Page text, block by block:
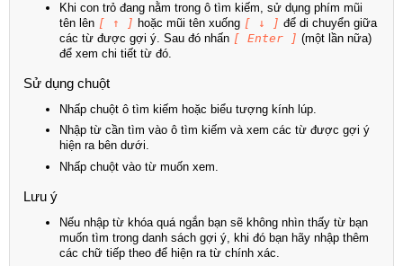
Khi con trỏ đang nằm trong ô tìm kiếm, sử dụng phím mũi
tên lên [ ↑ ] hoặc mũi tên xuống [ ↓ ] để di chuyển giữa
các từ được gợi ý. Sau đó nhấn [ Enter ] (một lần nữa)
để xem chi tiết từ đó.
Sử dụng chuột
Nhấp chuột ô tìm kiếm hoặc biểu tượng kính lúp.
Nhập từ cần tìm vào ô tìm kiếm và xem các từ được gợi ý
hiện ra bên dưới.
Nhấp chuột vào từ muốn xem.
Lưu ý
Nếu nhập từ khóa quá ngắn bạn sẽ không nhìn thấy từ bạn
muốn tìm trong danh sách gợi ý, khi đó bạn hãy nhập thêm
các chữ tiếp theo để hiện ra từ chính xác.